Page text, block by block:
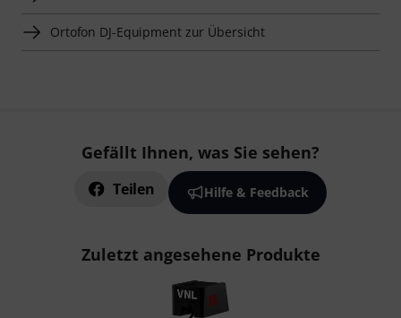
Ortofon DJ-Equipment zur Übersicht
Gefällt Ihnen, was Sie sehen?
Teilen Hilfe & Feedback
Zuletzt angesehene Produkte